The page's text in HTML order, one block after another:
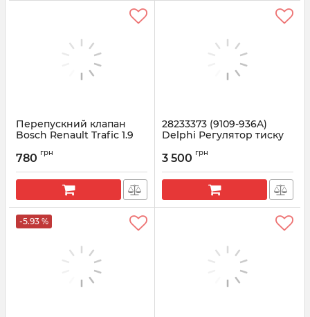
Перепускний клапан
Bosch Renault Trafic 1.9
Артикул:
780 грн
28233373 (9109-936A)
Delphi Регулятор тиску
BOBCAT/CITROEN/NISSAN/
Артикул: 9109-936A
3 500 грн
-5.93 %